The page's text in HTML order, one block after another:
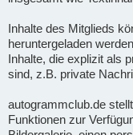
Inhalte des Mitglieds
heruntergeladen
Inhalte, die explizit als
sind, z.B. private
autogrammclub.de
Funktionen zur